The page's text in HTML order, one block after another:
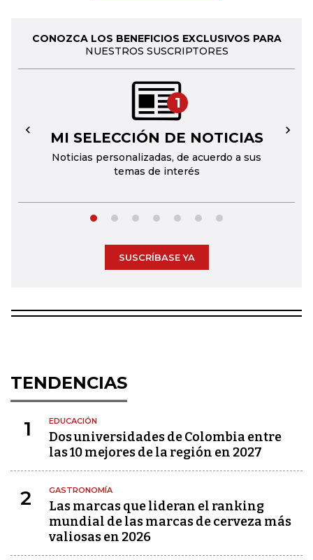
CONOZCA LOS BENEFICIOS EXCLUSIVOS PARA
NUESTROS SUSCRIPTORES
1
MI SELECCIÓN DE NOTICIAS
Noticias personalizadas, de acuerdo a sus
temas de interés
← →
SUSCRÍBASE YA
TENDENCIAS
1 EDUCACIÓN
Dos universidades de Colombia entre
las 10 mejores de la región en 2027
2 GASTRONOMÍA
Las marcas que lideran el ranking
mundial de las marcas de cerveza más
valiosas en 2026